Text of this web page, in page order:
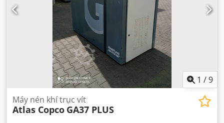
1 /9
Máy nén khí trục vít
Atlas Copco GA37 PLUS